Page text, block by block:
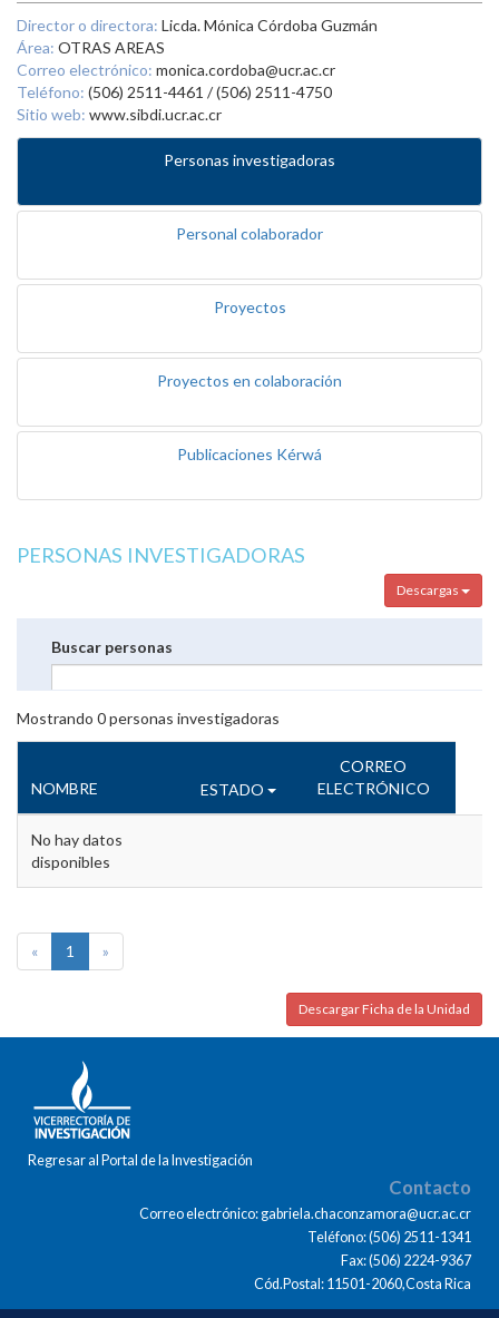
Director o directora: Licda. Mónica Córdoba Guzmán
Área: OTRAS AREAS
Correo electrónico: monica.cordoba@ucr.ac.cr
Teléfono: (506) 2511-4461 / (506) 2511-4750
Sitio web: www.sibdi.ucr.ac.cr
Personas investigadoras
Personal colaborador
Proyectos
Proyectos en colaboración
Publicaciones Kérwá
PERSONAS INVESTIGADORAS
Descargas
Buscar personas
Mostrando 0personas investigadoras
NOMBRE ESTADO
CORREO
ELECTRÓNICO
No hay datos
disponibles
« 1 »
Descargar Ficha de la Unidad
Regresar al Portal de la Investigación
Contacto
Correo electrónico: gabriela.chaconzamora@ucr.ac.cr
Teléfono: (506) 2511-1341
Fax: (506) 2224-9367
Cód.Postal: 11501-2060,Costa Rica